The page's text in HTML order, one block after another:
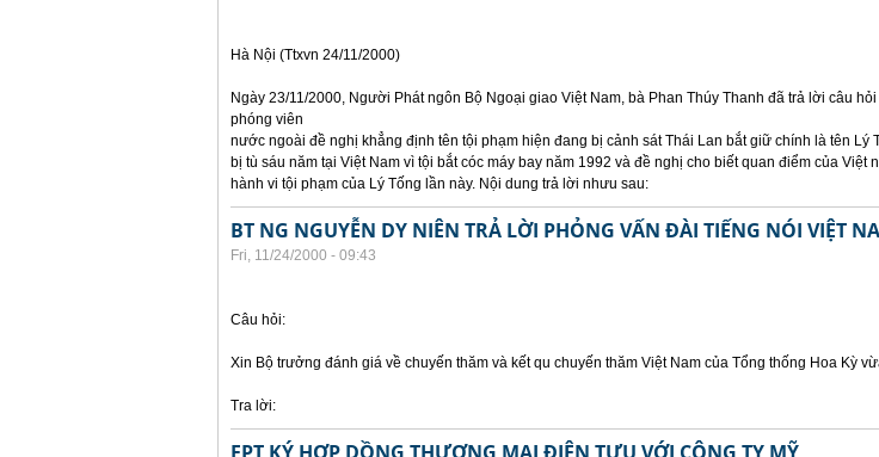
Hà Nội (Ttxvn 24/11/2000)
Ngày 23/11/2000, Người Phát ngôn Bộ Ngoại giao Việt Nam, bà Phan Thúy Thanh đã trả lời câu
phóng viên
nước ngoài đề nghị khẳng định tên tội phạm hiện đang bị cảnh sát Thái Lan bắt giữ chính là tên Lý
bị tù sáu năm tại Việt Nam vì tội bắt cóc máy bay năm 1992 và đề nghị cho biết quan điểm của Việt
hành vi tội phạm của Lý Tống lần này. Nội dung trả lời nhưu sau:
BT NG NGUYỄN DY NIÊN TRẢ LỜI PHỎNG VẤN ĐÀI TIẾNG NÓI VIỆT
Fri, 11/24/2000 - 09:43
Câu hỏi:
Xin Bộ trưởng đánh giá về chuyến thăm và kết qu chuyến thăm Việt Nam của Tổng thống Hoa Kỳ
Tra lời: